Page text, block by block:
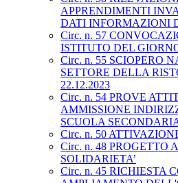
APPRENDIMENTI
DATI INFORMAZIONI
Circ. n. 57
ISTITUTO DEL
Circ. n. 55 SCIOPERO
SETTORE DELLA
22.12.2023
Circ. n. 54 PROVE
AMMISSIONE
SCUOLA
Circ. n. 50
Circ. n. 48 PROGETTO
SOLIDARIETA’
Circ. n. 45 RICHIESTA